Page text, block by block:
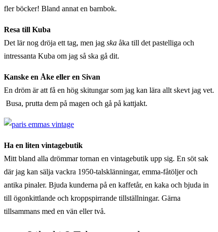
fler böcker! Bland annat en barnbok.
Resa till Kuba
Det lär nog dröja ett tag, men jag ska åka till det pastelliga och
intressanta Kuba om jag så ska gå dit.
Kanske en Åke eller en Sivan
En dröm är att få en hög skitungar som jag kan lära allt skevt jag vet.
Busa, prutta dem på magen och gå på kattjakt.
Ha en liten vintagebutik
Mitt bland alla drömmar tornan en vintagebutik upp sig. En söt sak
där jag kan sälja vackra 1950-talsklänningar, emma-fåtöljer och
antika pinaler. Bjuda kunderna på en kaffetår, en kaka och bjuda in
till ögonkittlande och kroppspirrande tillställningar. Gärna
tillsammans med en vän eller två.